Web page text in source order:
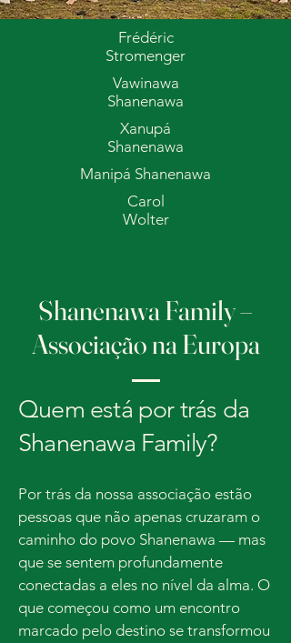
Frédéric
Stromenger
Vawinawa
Shanenawa
Xanupá
Shanenawa
Manipá Shanenawa
Carol
Wolter
Shanenawa Family –
Associação na Europa
Quem está por trás da
Shanenawa Family?
Por trás da nossa associação estão
pessoas que não apenas cruzaram o
caminho do povo Shanenawa — mas
que se sentem profundamente
conectadas a eles no nível da alma. O
que começou como um encontro
marcado pelo destino se transformou